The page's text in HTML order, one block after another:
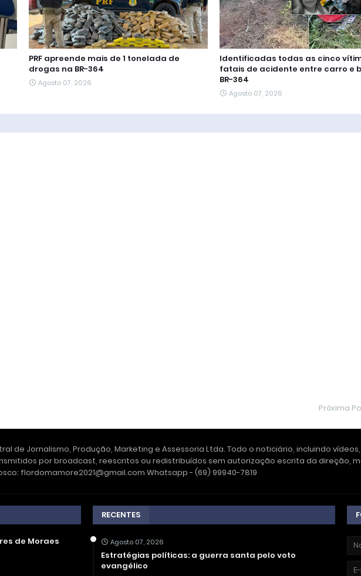
PRF apreende mais de 1 tonelada de
drogas na BR-364
Agosto 07, 2026
Identificadas todas as cinco
fatais de acidente entre carro e
BR-364
Agosto 07, 2026
Próxima
de Jornalismo, Produção, Marketing e Assessoria Ltda. Todo o noticiário, incluindo
por broadcast, reescritos ou redistribuídos sem autorização escrita da direção,
flordomamore2021@gmail.com Whatsapp - (69) 99940-7819
de Moraes
RECENTES
Agosto 07, 2026
Estratégias políticas: a guerra santa pelo voto
evangélico